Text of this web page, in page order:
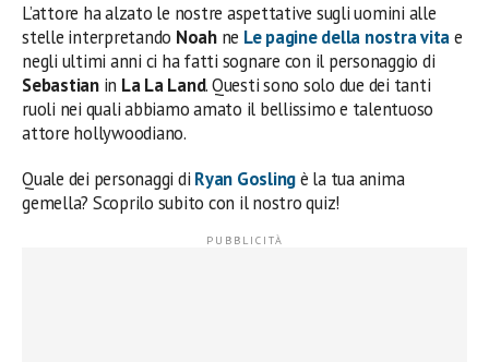
L’attore ha alzato le nostre aspettative sugli uomini alle
stelle interpretando Noahne Le pagine della nostra vitae
negli ultimi anni ci ha fatti sognare con il personaggio di
Sebastianin La La Land. Questi sono solo due dei tanti
ruoli nei quali abbiamo amato il bellissimo e talentuoso
attore hollywoodiano.
Quale dei personaggi di Ryan Goslingè la tua anima
gemella? Scoprilo subito con il nostro quiz!